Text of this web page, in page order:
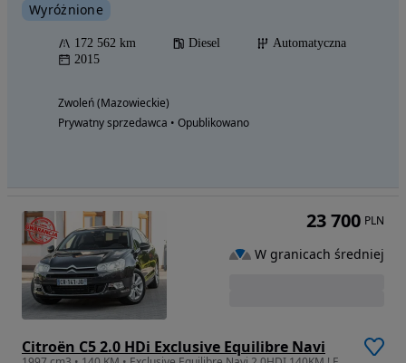
Wyróżnione
172 562 km Diesel
Automatyczna
2015
Zwoleń (Mazowieckie)
Prywatny sprzedawca • Opublikowano
Citroën C5 2.0 HDi Exclusive Equilibre Navi
23 700 PLN
W granicach średniej